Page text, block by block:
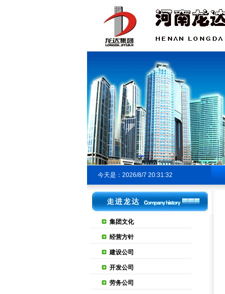
今天是：2026/8/7 20:31:32
集团文化
经营方针
建设公司
开发公司
劳务公司